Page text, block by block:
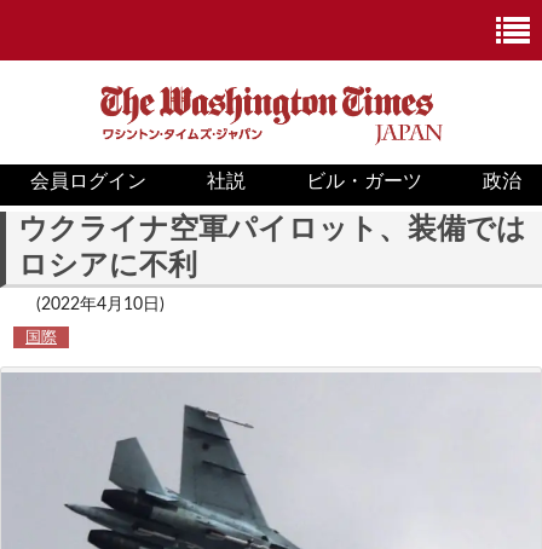
ニュース
政治
米国内
国際
会員ログイン 社説 ビル・ガーツ 政治
ウクライナ空軍パイロット、装備では
ロシアに不利
(2022年4月10日)
国際